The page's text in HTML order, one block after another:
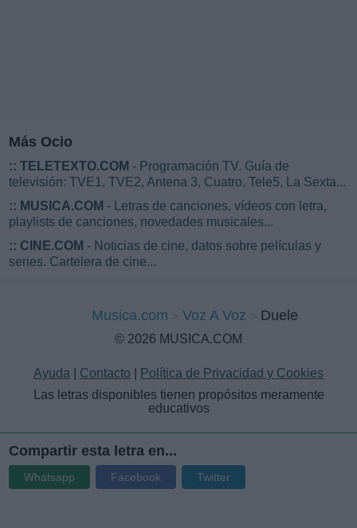
Más Ocio
:: TELETEXTO.COM - Programación TV. Guía de
televisión: TVE1, TVE2, Antena 3, Cuatro, Tele5, La Sexta...
:: MUSICA.COM - Letras de canciones, vídeos con letra,
playlists de canciones, novedades musicales...
:: CINE.COM - Noticias de cine, datos sobre películas y
series. Cartelera de cine...
Musica.com Voz A Voz Duele
© 2026 MUSICA.COM
Ayuda Contacto
Política de Privacidad y Cookies
Las letras disponibles tienen propósitos meramente
educativos
Compartir esta letra en...
Whatsapp Facebook Twitter